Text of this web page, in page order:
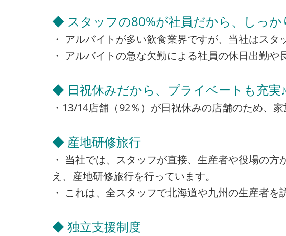
◆ スタッフの80%が社員だから、しっか
・ アルバイトが多い飲食業界ですが、当社はス
・ アルバイトの急な欠勤による社員の休日出勤や
◆ 日祝休みだから、プライベートも充実♪
・13/14店舗（92％）が日祝休みの店舗のため、
◆ 産地研修旅行
・ 当社では、スタッフが直接、生産者や役場の
え、産地研修旅行を行っています。
・ これは、全スタッフで北海道や九州の生産者を
◆ 独立支援制度